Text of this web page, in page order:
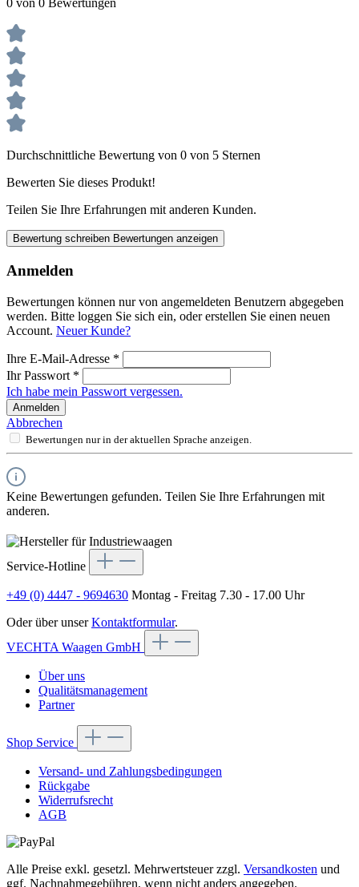
0 von 0 Bewertungen
Durchschnittliche Bewertung von 0 von 5 Sternen
Bewerten Sie dieses Produkt!
Teilen Sie Ihre Erfahrungen mit anderen Kunden.
Bewertung schreiben Bewertungen anzeigen
Anmelden
Bewertungen können nur von angemeldeten Benutzern abgegeben
werden. Bitte loggen Sie sich ein, oder erstellen Sie einen neuen
Account. Neuer Kunde?
Ihre E-Mail-Adresse *
Ihr Passwort *
Ich habe mein Passwort vergessen.
Anmelden
Abbrechen
Bewertungen nur in der aktuellen Sprache anzeigen.
Keine Bewertungen gefunden. Teilen Sie Ihre Erfahrungen mit
anderen.
Service-Hotline
+49 (0) 4447 - 9694630 Montag - Freitag 7.30 - 17.00 Uhr
Oder über unserKontaktformular.
VECHTA Waagen GmbH
Über uns
Qualitätsmanagement
Partner
Shop Service
Versand- und Zahlungsbedingungen
Rückgabe
Widerrufsrecht
AGB
Alle Preise exkl. gesetzl. Mehrwertsteuer zzgl. Versandkosten und
ggf. Nachnahmegebühren, wenn nicht anders angegeben.